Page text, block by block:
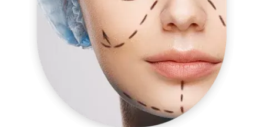
Nos
Tarifs
Obésité